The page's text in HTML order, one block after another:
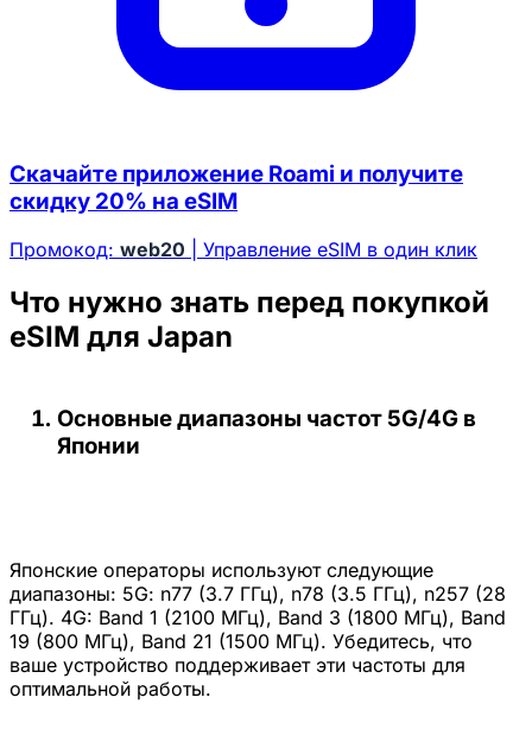
Скачайте приложение Roami и получите
скидку 20% на eSIM
Промокод: web20 | Управление eSIM в один клик
Что нужно знать перед покупкой
eSIM для Japan
Основные диапазоны частот 5G/4G в
Японии
Японские операторы используют следующие
диапазоны: 5G: n77 (3.7 ГГц), n78 (3.5 ГГц), n257 (28
ГГц). 4G: Band 1 (2100 МГц), Band 3 (1800 МГц), Band
19 (800 МГц), Band 21 (1500 МГц). Убедитесь, что
ваше устройство поддерживает эти частоты для
оптимальной работы.